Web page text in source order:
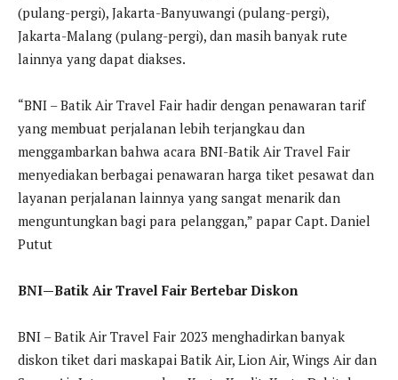
(pulang-pergi), Jakarta-Banyuwangi (pulang-pergi),
Jakarta-Malang (pulang-pergi), dan masih banyak rute
lainnya yang dapat diakses.
“BNI – Batik Air Travel Fair hadir dengan penawaran tarif
yang membuat perjalanan lebih terjangkau dan
menggambarkan bahwa acara BNI-Batik Air Travel Fair
menyediakan berbagai penawaran harga tiket pesawat dan
layanan perjalanan lainnya yang sangat menarik dan
menguntungkan bagi para pelanggan,” papar Capt. Daniel
Putut
BNI—Batik Air Travel Fair Bertebar Diskon
BNI – Batik Air Travel Fair 2023 menghadirkan banyak
diskon tiket dari maskapai Batik Air, Lion Air, Wings Air dan